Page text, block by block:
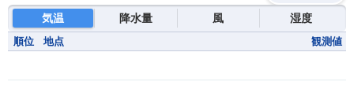
気温 降水量 風 湿度
順位 地点 観測値